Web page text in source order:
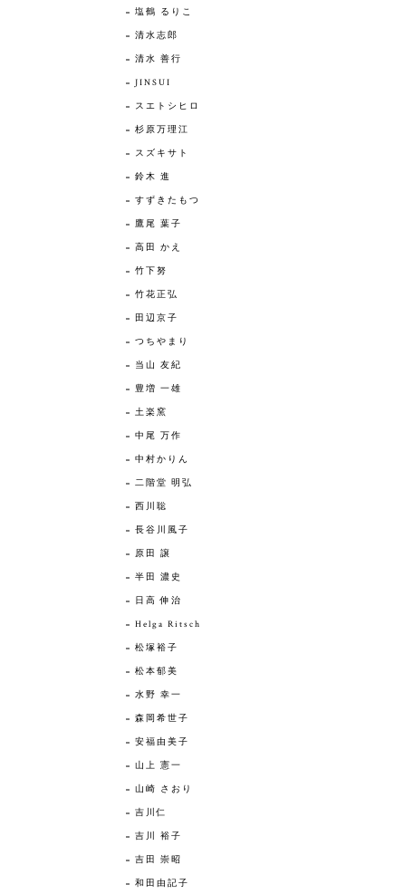
塩鶴 るりこ
清水志郎
清水 善行
JINSUI
スエトシヒロ
杉原万理江
スズキサト
鈴木 進
すずきたもつ
鷹尾 葉子
高田 かえ
竹下努
竹花正弘
田辺京子
つちやまり
当山 友紀
豊増 一雄
土楽窯
中尾 万作
中村かりん
二階堂 明弘
西川聡
長谷川風子
原田 譲
半田 濃史
日高 伸治
Helga Ritsch
松塚裕子
松本郁美
水野 幸一
森岡希世子
安福由美子
山上 憲一
山崎 さおり
吉川仁
吉川 裕子
吉田 崇昭
和田由記子